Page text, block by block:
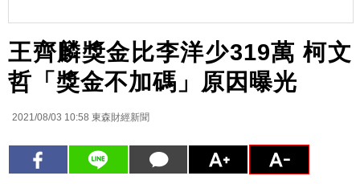
王齊麟獎金比李洋少319萬 柯文
哲「獎金不加碼」原因曝光
2021/08/03 10:58 東森財經新聞